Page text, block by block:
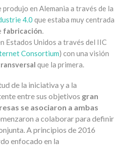
produjo en Alemania a través de la
4.0 que estaba muy centrada
fabricación.
Estados Unidos a través del IIC
Consortium) con una visión
que la primera.
de la iniciativa y a la
entre sus objetivos gran
se asociaron a ambas
a colaborar para definir
A principios de 2016
enfocado en la